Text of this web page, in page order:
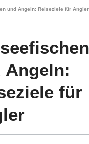
und Angeln: Reiseziele für Angler
Angeln:
für